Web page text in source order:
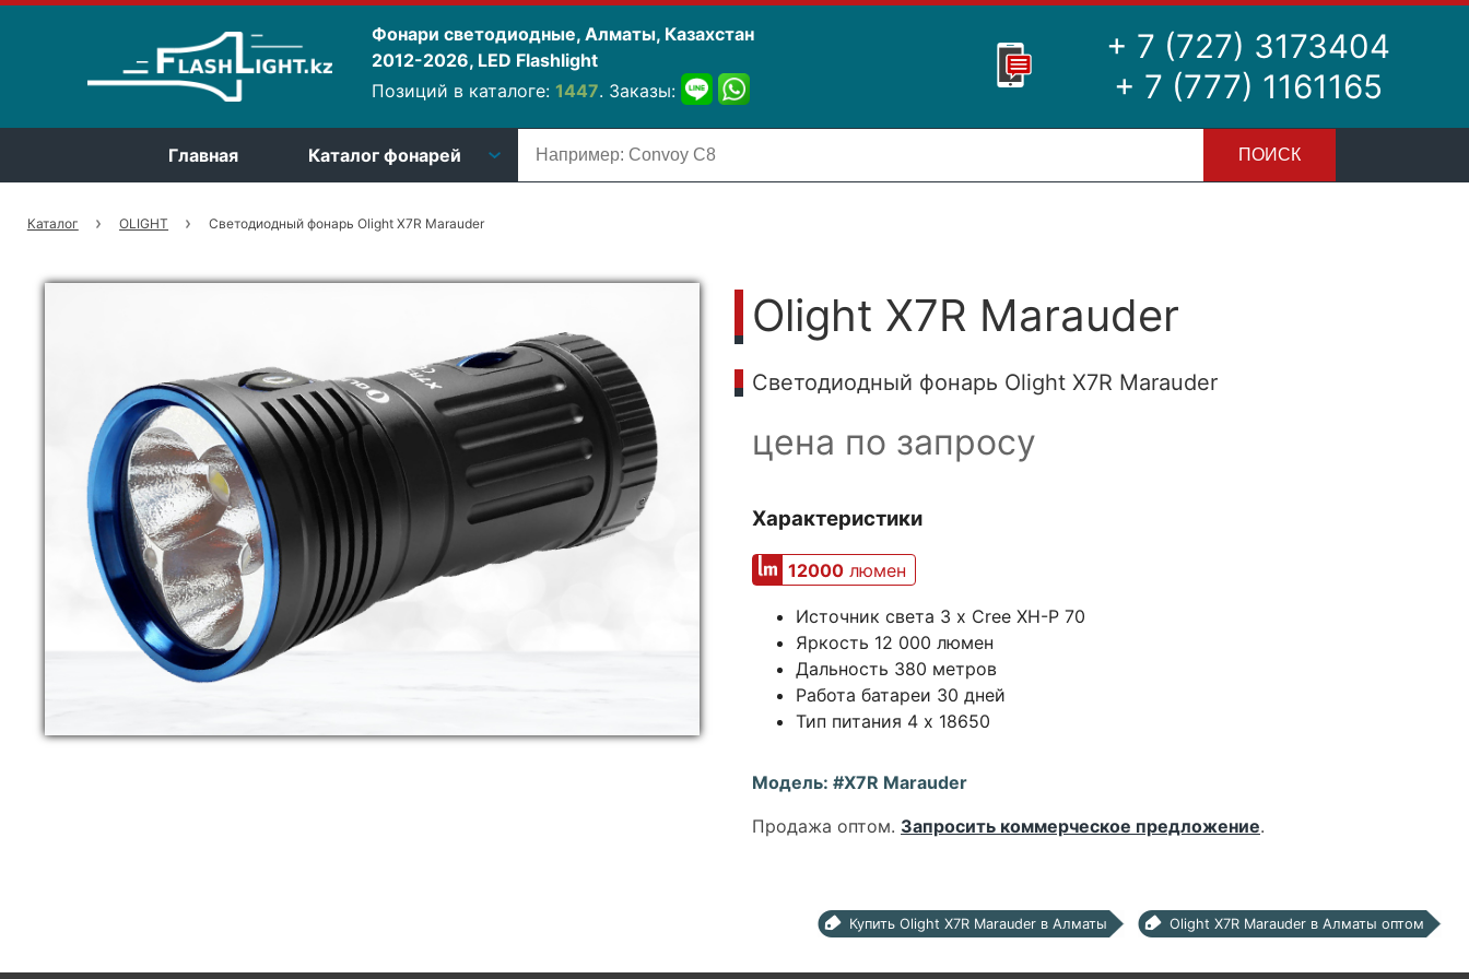
Фонари светодиодные, Алматы, Казахстан
2012-2026, LED Flashlight
Позиций в каталоге: 1447. Заказы:
+ 7 (727) 3173404
+ 7 (777) 1161165
Главная Каталог фонарей ПОИСК
Каталог OLIGHT Cветодиодный фонарь Olight X7R Marauder
Olight X7R Marauder
Cветодиодный фонарь Olight X7R Marauder
цена по запросу
Характеристики
12000 люмен
Источник света 3 х Cree XH-P 70
Яркость 12 000 люмен
Дальность 380 метров
Работа батареи 30 дней
Тип питания 4 x 18650
Модель: #X7R Marauder
Продажа оптом. Запросить коммерческое предложение.
Купить Olight X7R Marauder в Алматы Olight X7R Marauder в Алматы оптом